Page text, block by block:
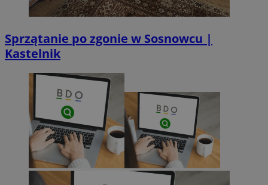
Sprzątanie po zgonie w Sosnowcu |
Kastelnik
CookieScriptConsent
sosnowiecki.pl